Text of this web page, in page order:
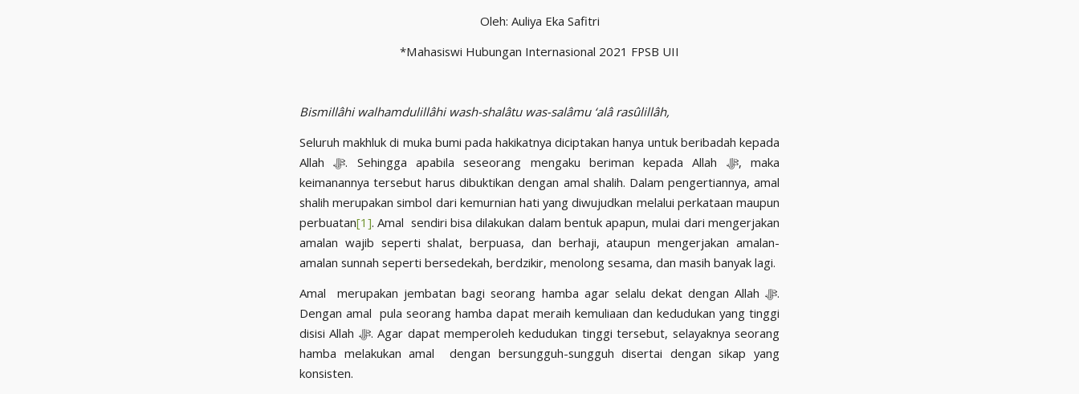
Oleh: Auliya Eka Safitri
*Mahasiswi Hubungan Internasional 2021 FPSB UII
Bismillâhi walhamdulillâhi wash-shalâtu was-salâmu ‘alâ rasûlillâh,
Seluruh makhluk di muka bumi pada hakikatnya diciptakan hanya untuk beribadah kepada
Allah ﷻ. Sehingga apabila seseorang mengaku beriman kepada Allah ﷻ, maka
keimanannya tersebut harus dibuktikan dengan amal shalih. Dalam pengertiannya, amal
shalih merupakan simbol dari kemurnian hati yang diwujudkan melalui perkataan maupun
perbuatan[1]. Amal sendiri bisa dilakukan dalam bentuk apapun, mulai dari mengerjakan
amalan wajib seperti shalat, berpuasa, dan berhaji, ataupun mengerjakan amalan-
amalan sunnah seperti bersedekah, berdzikir, menolong sesama, dan masih banyak lagi.
Amal merupakan jembatan bagi seorang hamba agar selalu dekat dengan Allah ﷻ.
Dengan amal pula seorang hamba dapat meraih kemuliaan dan kedudukan yang tinggi
disisi Allah ﷻ. Agar dapat memperoleh kedudukan tinggi tersebut, selayaknya seorang
hamba melakukan amal dengan bersungguh-sungguh disertai dengan sikap yang
konsisten.